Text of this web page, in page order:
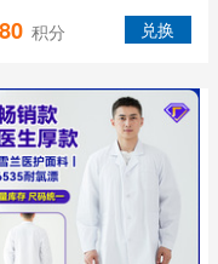
积分 兑换